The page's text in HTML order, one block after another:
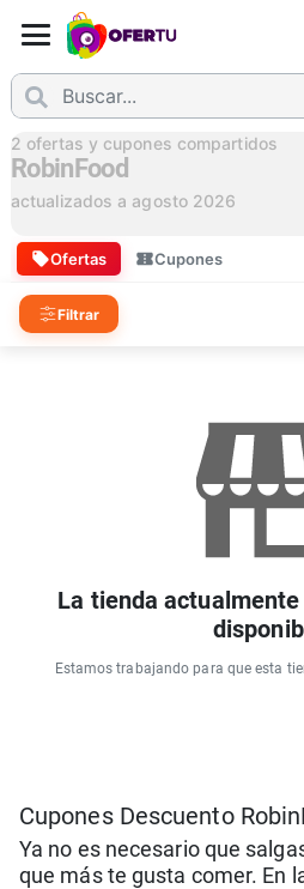
2 ofertas y cupones compartidos
RobinFood
actualizados a agosto 2026
Ofertas Cupones
Filtrar
La tienda
Estamos trabajando para que esta
Cupones Descuento
Ya no es necesario que
que más te gusta comer. En